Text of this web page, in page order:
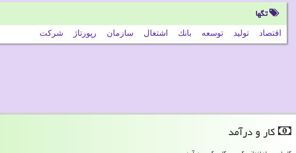
تگها
اقتصاد تولید توسعه بانك اشتغال سازمان رپورتاژ شركت
كار و درآمد